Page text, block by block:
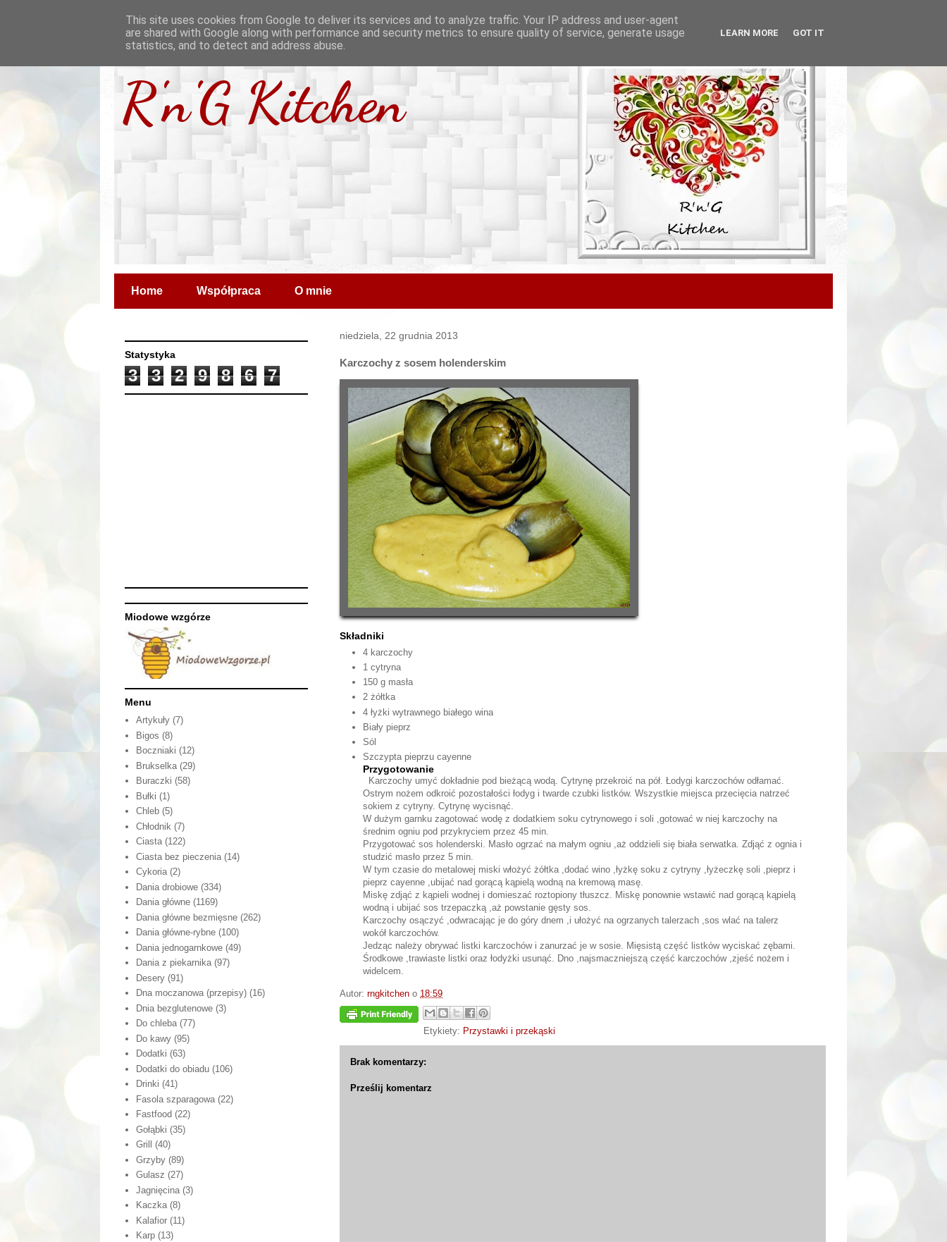
R'n'G Kitchen
Home Współpraca O mnie
niedziela, 22 grudnia 2013
Karczochy z sosem holenderskim
Składniki
4 karczochy
1 cytryna
150 g masła
2 żółtka
4 łyżki wytrawnego białego wina
Biały pieprz
Sól
Szczypta pieprzu cayenne
Przygotowanie
Karczochy umyć dokładnie pod bieżącą wodą. Cytrynę przekroić na pół. Łodygi karczochów odłamać.
Ostrym nożem odkroić pozostałości łodyg i twarde czubki listków. Wszystkie miejsca przecięcia natrzeć
sokiem z cytryny. Cytrynę wycisnąć.
W dużym garnku zagotować wodę z dodatkiem soku cytrynowego i soli ,gotować w niej karczochy na
średnim ogniu pod przykryciem przez 45 min.
Przygotować sos holenderski. Masło ogrzać na małym ogniu ,aż oddzieli się biała serwatka. Zdjąć z ognia i
studzić masło przez 5 min.
W tym czasie do metalowej miski włożyć żółtka ,dodać wino ,łyżkę soku z cytryny ,łyżeczkę soli ,pieprz i
pieprz cayenne ,ubijać nad gorącą kąpielą wodną na kremową masę.
Miskę zdjąć z kąpieli wodnej i domieszać roztopiony tłuszcz. Miskę ponownie wstawić nad gorącą kąpielą
wodną i ubijać sos trzepaczką ,aż powstanie gęsty sos.
Karczochy osączyć ,odwracając je do góry dnem ,i ułożyć na ogrzanych talerzach ,sos wlać na talerz
wokół karczochów.
Jedząc należy obrywać listki karczochów i zanurzać je w sosie. Mięsistą część listków wyciskać zębami.
Środkowe ,trawiaste listki oraz łodyżki usunąć. Dno ,najsmaczniejszą część karczochów ,zjeść nożem i
widelcem.
Autor: rngkitchen o 18:59
Etykiety: Przystawki i przekąski
Brak komentarzy:
Prześlij komentarz
Statystyka
3 3 2 9 8 6 7
Miodowe wzgórze
Menu
Artykuły (7)
Bigos (8)
Boczniaki (12)
Brukselka (29)
Buraczki (58)
Bułki (1)
Chleb (5)
Chłodnik (7)
Ciasta (122)
Ciasta bez pieczenia (14)
Cykoria (2)
Dania drobiowe (334)
Dania główne (1169)
Dania główne bezmięsne (262)
Dania główne-rybne (100)
Dania jednogarnkowe (49)
Dania z piekarnika (97)
Desery (91)
Dna moczanowa (przepisy) (16)
Dnia bezglutenowe (3)
Do chleba (77)
Do kawy (95)
Dodatki (63)
Dodatki do obiadu (106)
Drinki (41)
Fasola szparagowa (22)
Fastfood (22)
Gołąbki (35)
Grill
(40)
Grzyby (89)
Gulasz (27)
Jagnięcina (3)
Kaczka (8)
Kalafior (11)
Karp (13)
This site uses cookies from Google to deliver its services and to analyze traffic. Your IP address and user-agent
are shared with Google along with performance and security metrics to ensure quality of service, generate usage
statistics, and to detect and address abuse.
LEARN MORE GOT IT